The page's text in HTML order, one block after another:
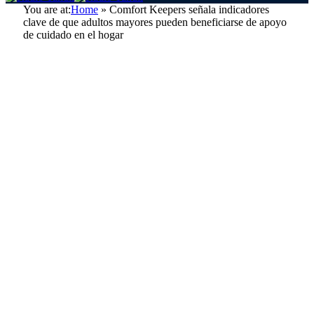
You are at:Home » Comfort Keepers señala indicadores
clave de que adultos mayores pueden beneficiarse de apoyo
de cuidado en el hogar